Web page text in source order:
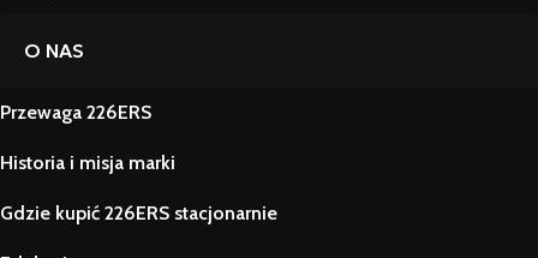
O NAS
Przewaga 226ERS
Historia i misja marki
Gdzie kupić 226ERS stacjonarnie